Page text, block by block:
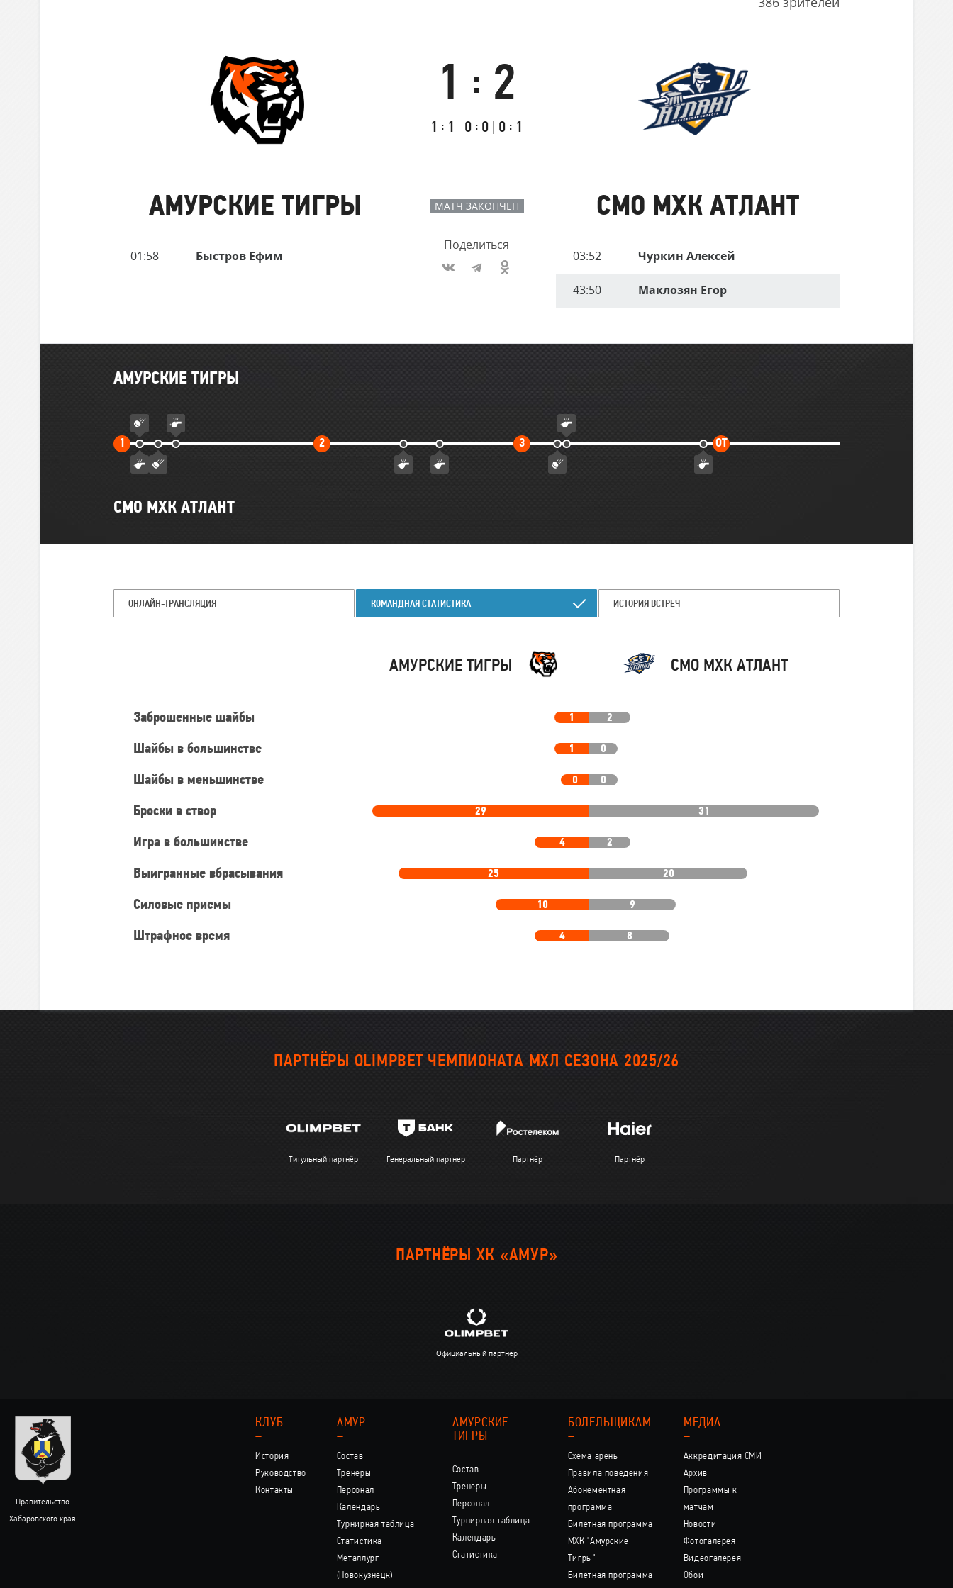
Шанхайские Драконы
встречи
Амурские
Тигры
Итоговый
1 : 2
Счёт
таймам
Первый
1 : 1
Второй
0 : 0
Третий
0 : 1
СМО
МХК
Атлант
МАТЧ ЗАКОНЧЕН
Поделиться
АМУРСКИЕ ТИГРЫ
Время
Имя
01:58 Быстров Ефим
СМО МХК АТЛАНТ
Время
Имя
03:52 Чуркин Алексей
43:50 Маклозян Егор
Главные
матча
АМУРСКИЕ ТИГРЫ
1 Первый
тайм
2Второй
3Третий
ОТДополнительное
СМО МХК АТЛАНТ
ОНЛАЙН-ТРАНСЛЯЦИЯ КОМАНДНАЯ СТАТИСТИКА ИСТОРИЯ ВСТРЕЧ
АМУРСКИЕ ТИГРЫ СМО МХК АТЛАНТ
Заброшенные шайбы 1 2
Шайбы в большинстве 1 0
Шайбы в меньшинстве 0 0
Броски в створ 29 31
Игра в большинстве 4 2
Выигранные вбрасывания 25 20
Силовые приемы 10 9
Штрафное время 4 8
ПАРТНЁРЫ OLIMPBET ЧЕМПИОНАТА МХЛ СЕЗОНА 2025/26
Титульный партнёр Генеральный партнер Партнёр Партнёр
ПАРТНЁРЫ ХК «АМУР»
Официальный партнёр
Правительство
Хабаровского края
КЛУБ
–
История
Руководство
Контакты
АМУР
–
Состав
Тренеры
Персонал
Календарь
Турнирная таблица
Статистика
Металлург
(Новокузнецк)
АМУРСКИЕ
ТИГРЫ
–
Состав
Тренеры
Персонал
Турнирная таблица
Календарь
Статистика
БОЛЕЛЬЩИКАМ
–
Схема арены
Правила поведения
Абонементная
программа
Билетная программа
МХК "Амурские
Тигры"
Билетная программа
МЕДИА
–
Аккредитация СМИ
Архив
Программы к
матчам
Новости
Фотогалерея
Видеогалерея
Обои